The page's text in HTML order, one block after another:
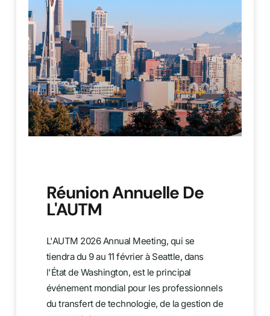
Réunion Annuelle De
L'AUTM
L'AUTM 2026 Annual Meeting, qui se
tiendra du 9 au 11 février à Seattle, dans
l'État de Washington, est le principal
événement mondial pour les professionnels
du transfert de technologie, de la gestion de